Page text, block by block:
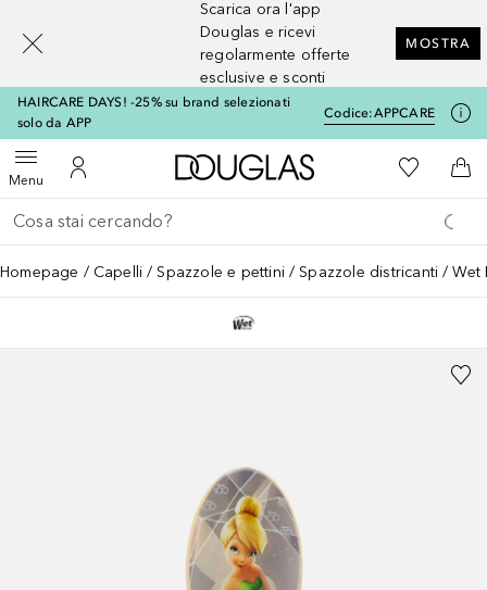
Scarica ora l'app
Douglas e ricevi
regolarmente offerte
esclusive e sconti
MOSTRA
HAIRCARE DAYS! -25% su brand selezionati
solo da APP
Codice:APPCARE
MenuApri menuAl Mio Account
A Douglas HomeAlla Mia
Al
Torna indietro
Esegui ricerca
Homepage Capelli Spazzole e pettini Spazzole districanti Wet
[navigation.slideout.screenreader]